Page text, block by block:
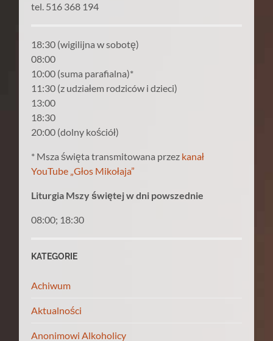
tel. 516 368 194
18:30 (wigilijna w sobotę)
08:00
10:00 (suma parafialna)*
11:30 (z udziałem rodziców i dzieci)
13:00
18:30
20:00 (dolny kościół)
* Msza święta transmitowana przez kanał
YouTube „Głos Mikołaja”
Liturgia Mszy świętej w dni powszednie
08:00; 18:30
KATEGORIE
Achiwum
Aktualności
Anonimowi Alkoholicy